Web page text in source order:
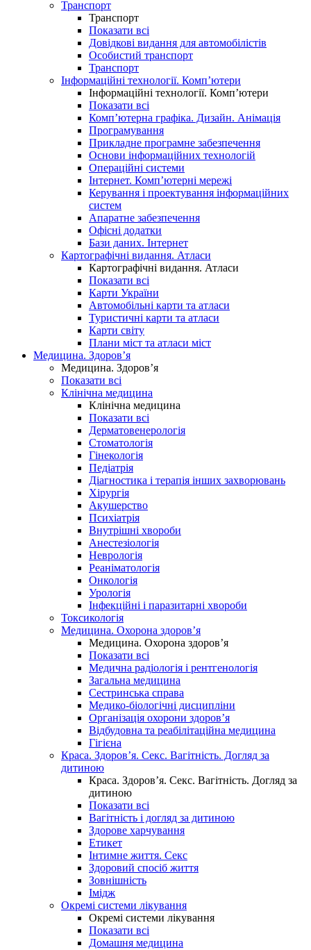
Транспорт
Транспорт
Показати всі
Довідкові видання для автомобілістів
Особистий транспорт
Транспорт
Інформаційні технології. Комп’ютери
Інформаційні технології. Комп’ютери
Показати всі
Комп’ютерна графіка. Дизайн. Анімація
Програмування
Прикладне програмне забезпечення
Основи інформаційних технологій
Операційні системи
Інтернет. Комп’ютерні мережі
Керування і проектування інформаційних
систем
Апаратне забезпечення
Офісні додатки
Бази даних. Інтернет
Картографічні видання. Атласи
Картографічні видання. Атласи
Показати всі
Карти України
Автомобільні карти та атласи
Туристичні карти та атласи
Карти світу
Плани міст та атласи міст
Медицина. Здоров’я
Медицина. Здоров’я
Показати всі
Клінічна медицина
Клінічна медицина
Показати всі
Дерматовенерологія
Стоматологія
Гінекологія
Педіатрія
Діагностика і терапія інших захворювань
Хірургія
Акушерство
Психіатрія
Внутрішні хвороби
Анестезіологія
Неврологія
Реаніматологія
Онкологія
Урологія
Інфекційні і паразитарні хвороби
Токсикологія
Медицина. Охорона здоров’я
Медицина. Охорона здоров’я
Показати всі
Медична радіологія і рентгенологія
Загальна медицина
Сестринська справа
Медико-біологічні дисципліни
Організація охорони здоров’я
Відбудовна та реабілітаційна медицина
Гігієна
Краса. Здоров’я. Секс. Вагітність. Догляд за
дитиною
Краса. Здоров’я. Секс. Вагітність. Догляд за
дитиною
Показати всі
Вагітність і догляд за дитиною
Здорове харчування
Етикет
Інтимне життя. Секс
Здоровий спосіб життя
Зовнішність
Імідж
Окремі системи лікування
Окремі системи лікування
Показати всі
Домашня медицина